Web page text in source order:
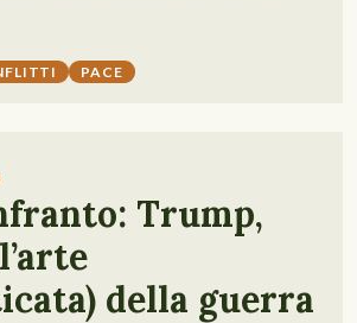
PACE
Trump,
della guerra